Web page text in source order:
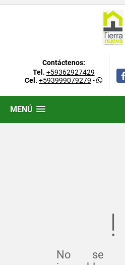
Contáctenos:
Tel. +59362927429
Cel. +593999079279 -
MENÚ
No se